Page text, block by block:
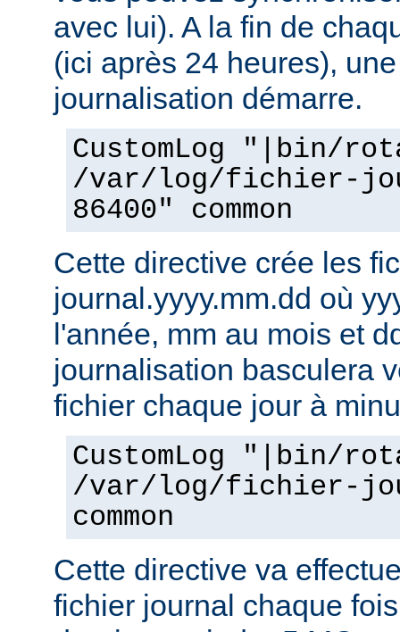
avec lui). A la fin de
(ici après 24 heures),
journalisation démarre.
CustomLog "|bin/
/var/log/fichier-
86400" common
Cette directive crée les
journal.yyyy.mm.dd où
l'année, mm au mois et
journalisation basculera
fichier chaque jour à
CustomLog "|bin/
/var/log/fichier-
common
Cette directive va
fichier journal chaque